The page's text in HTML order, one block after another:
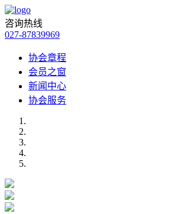
咨询热线
027-87839969
协会章程
会员之窗
新闻中心
协会服务